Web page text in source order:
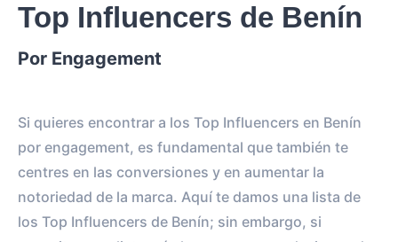
Top Influencers de Benín
Por Engagement
Si quieres encontrar a los Top Influencers en Benín
por engagement, es fundamental que también te
centres en las conversiones y en aumentar la
notoriedad de la marca. Aquí te damos una lista de
los Top Influencers de Benín; sin embargo, si